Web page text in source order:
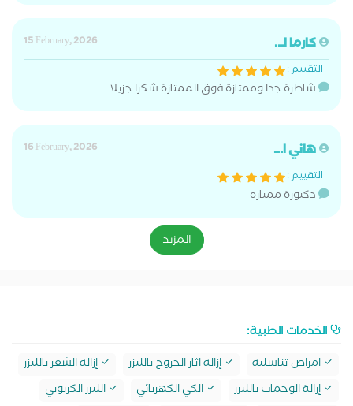
كارما ا...
15 February, 2026
التقييم :
شاطرة جدا وممتازة فوق الممتازة شكرا جزيلا
هاني ا...
16 February, 2026
التقييم :
دكتورة ممتازه
المزيد
الخدمات الطبية:
امراض تناسلية إزالة اثار الجروح بالليزر
إزالة الشعر بالليزر
إزالة الوحمات بالليزر
الكي الكهربائي
الليزر الكربوني